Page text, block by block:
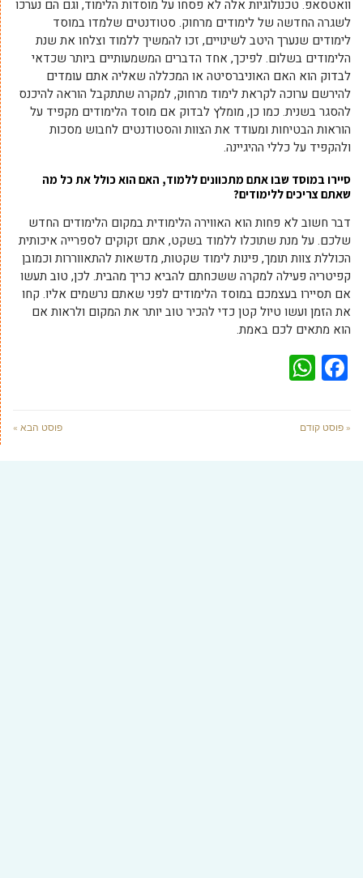
וואטסאפ. טכנולוגיות אלה לא פסחו על מוסדות הלימוד, וגם הם נערכו
לשגרה החדשה של לימודים מרחוק. סטודנטים שלמדו במוסד
לימודים שנערך היטב לשינויים, זכו להמשיך ללמוד וצלחו את שנת
הלימודים בשלום. לפיכך, אחד הדברים המשמעותיים ביותר שכדאי
לבדוק הוא האם האוניברסיטה או המכללה שאליה אתם עומדים
להירשם ערוכה לקראת לימוד מרחוק, למקרה שתתקבל הוראה להיכנס
להסגר בשנית. כמו כן, מומלץ לבדוק אם מוסד הלימודים מקפיד על
הוראות הבטיחות ומעודד את הצוות והסטודנטים לחבוש מסכות
ולהקפיד על כללי ההיגיינה.
סיירו במוסד שבו אתם מתכוונים ללמוד, האם הוא כולל את כל מה
שאתם צריכים ללימודים?
דבר חשוב לא פחות הוא האווירה הלימודית במקום הלימודים החדש
שלכם. על מנת שתוכלו ללמוד בשקט, אתם זקוקים לספרייה איכותית
הכוללת צוות תומך, פינות לימוד שקטות, מדשאות להתאווררות וכמובן
קפיטריה פעילה למקרה ששכחתם להביא כריך מהבית. לכן, טוב תעשו
אם תסיירו בעצמכם במוסד הלימודים לפני שאתם נרשמים אליו. קחו
את הזמן ועשו טיול קטן כדי להכיר טוב יותר את המקום ולראות אם
הוא מתאים לכם באמת.
Facebook
WhatsApp
« פוסט קודם פוסט הבא »